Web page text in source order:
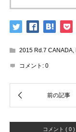
2015 Rd.7 CANADA,
コメント: 0
コメント ( 0 )